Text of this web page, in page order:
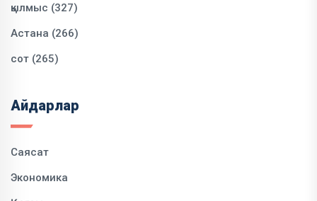
қылмыс (327)
Астана (266)
сот (265)
Айдарлар
Саясат
Экономика